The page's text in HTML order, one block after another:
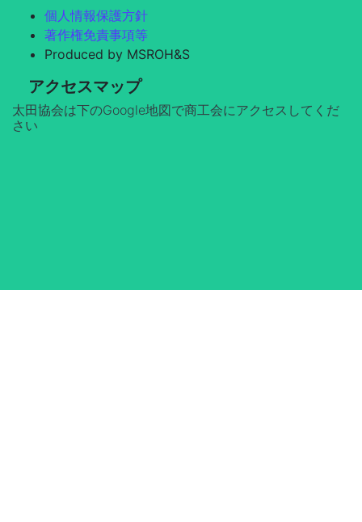
個人情報保護方針
著作権免責事項等
Produced by MSROH&S
アクセスマップ
太田協会は下のGoogle地図で商工会にアクセスしてくだ
さい